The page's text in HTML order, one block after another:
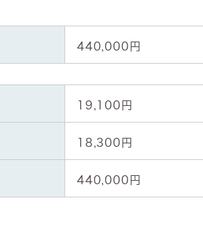
440,000円
19,100円
18,300円
440,000円